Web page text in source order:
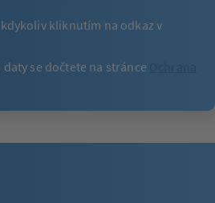
kliknutím na odkaz v
se dočtete na stránce